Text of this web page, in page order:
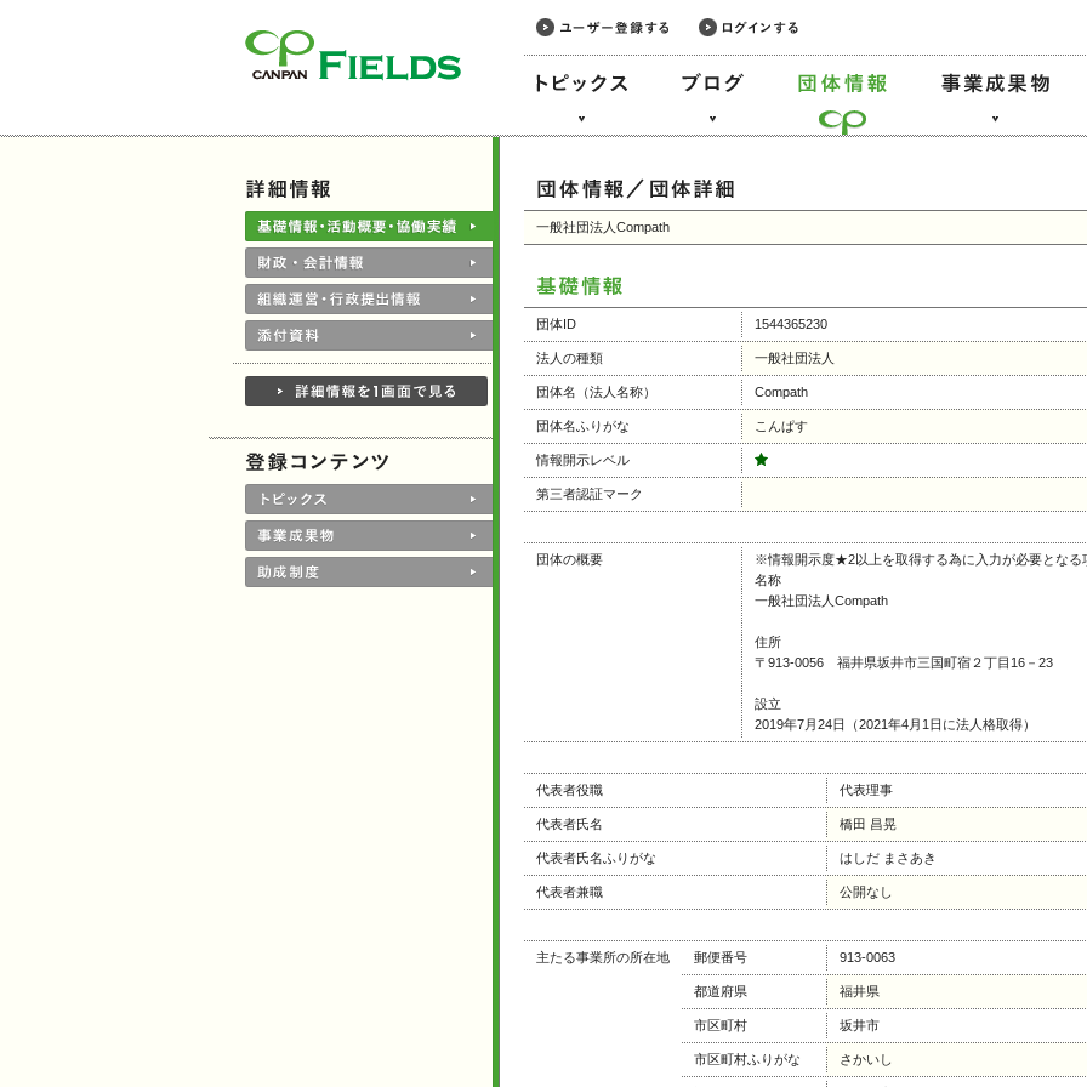
一般社団法人Compath
団体ID 1544365230
法人の種類 一般社団法人
団体名（法人名称） Compath
団体名ふりがな こんぱす
情報開示レベル
第三者認証マーク
団体の概要
※情報開示度★2以上を取得する為に入力が必要となる
名称
一般社団法人Compath
住所
〒913-0056 福井県坂井市三国町宿２丁目16－23
設立
2019年7月24日（2021年4月1日に法人格取得）
代表者役職 代表理事
代表者氏名 橋田 昌晃
代表者氏名ふりがな はしだ まさあき
代表者兼職 公開なし
主たる事業所の所在地 郵便番号 913-0063
都道府県 福井県
市区町村 坂井市
市区町村ふりがな さかいし